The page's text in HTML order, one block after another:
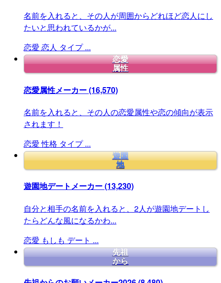
名前を入れると、その人が周囲からどれほど恋人にし
たいと思われているかが...
恋愛 恋人 タイプ ...
恋愛
属性
恋愛属性メーカー(16,570)
名前を入れると、その人の恋愛属性や恋の傾向が表示
されます！
恋愛 性格 タイプ ...
遊園
地
遊園地デートメーカー(13,230)
自分と相手の名前を入れると、2人が遊園地デートし
たらどんな風になるかわ...
恋愛 もしも デート ...
先祖
から